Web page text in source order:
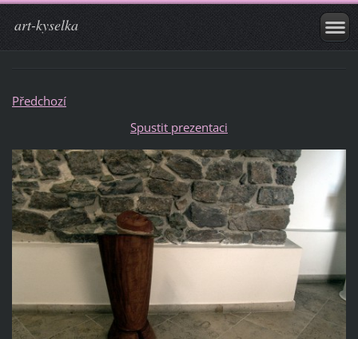
art-kyselka
Předchozí
Spustit prezentaci